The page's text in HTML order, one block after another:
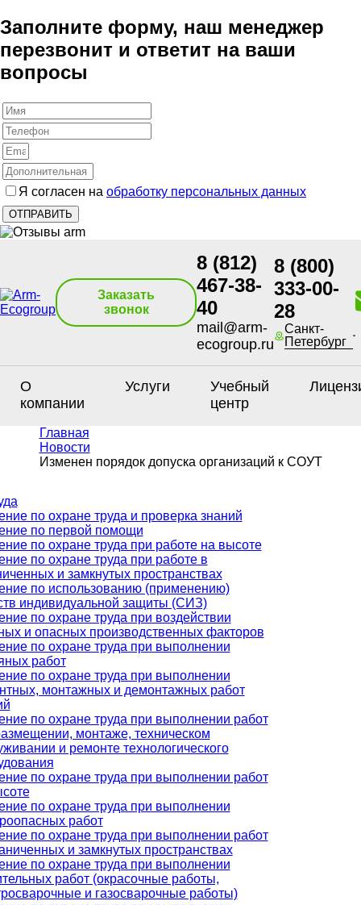
Заполните форму, наш менеджер
перезвонит и ответит на ваши
вопросы
Я согласен на обработку персональных данных
Заказать
звонок
8 (812)
467-38-
40
mail@arm-
ecogroup.ru
8 (800)
333-00-
28
Санкт-
Петербург
О
компании
Услуги
Учебный
центр
Главная
Новости
Изменен порядок допуска организаций к СОУТ
по охране труда и проверка знаний
по первой помощи
по охране труда при работе на высоте
по охране труда при работе в
и замкнутых пространствах
по использованию (применению)
индивидуальной защиты (СИЗ)
по охране труда при воздействии
и опасных производственных факторов
по охране труда при выполнении
работ
по охране труда при выполнении
монтажных и демонтажных работ
по охране труда при выполнении работ
монтаже, техническом
и ремонте технологического
по охране труда при выполнении работ
по охране труда при выполнении
работ
по охране труда при выполнении работ
и замкнутых пространствах
по охране труда при выполнении
работ (окрасочные работы,
и газосварочные работы)